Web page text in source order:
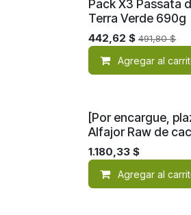
¡Nuevo!
Pack X3 Passata
Terra Verde 690g
442,62 $ 491,80$
Agregar al
¡Nuevo!
[Por encargue,
Alfajor Raw de
1.180,33 $
Agregar al